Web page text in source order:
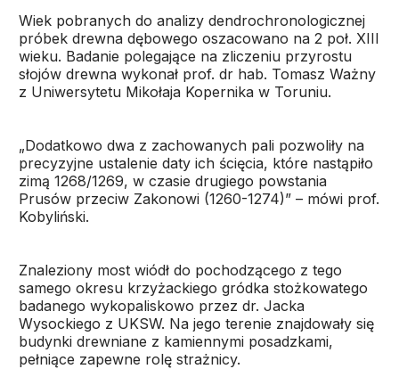
Wiek pobranych do analizy dendrochronologicznej
próbek drewna dębowego oszacowano na 2 poł. XIII
wieku. Badanie polegające na zliczeniu przyrostu
słojów drewna wykonał prof. dr hab. Tomasz Ważny
z Uniwersytetu Mikołaja Kopernika w Toruniu.
„Dodatkowo dwa z zachowanych pali pozwoliły na
precyzyjne ustalenie daty ich ścięcia, które nastąpiło
zimą 1268/1269, w czasie drugiego powstania
Prusów przeciw Zakonowi (1260-1274)” – mówi prof.
Kobyliński.
Znaleziony most wiódł do pochodzącego z tego
samego okresu krzyżackiego gródka stożkowatego
badanego wykopaliskowo przez dr. Jacka
Wysockiego z UKSW. Na jego terenie znajdowały się
budynki drewniane z kamiennymi posadzkami,
pełniące zapewne rolę strażnicy.